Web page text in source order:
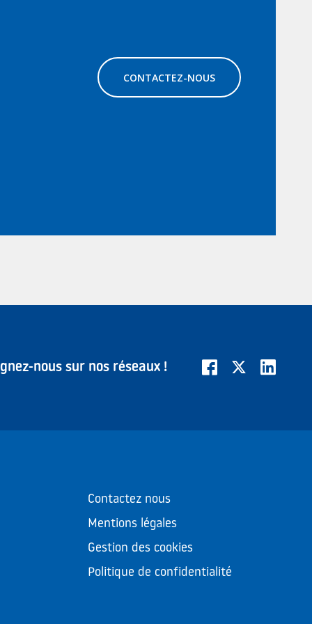
CONTACTEZ-NOUS
nous sur nos réseaux !
Contactez nous
Mentions légales
Gestion des cookies
Politique de confidentialité